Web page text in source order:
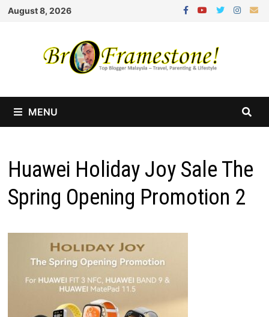
Skip
August 8, 2026
MENU
Huawei Holiday Joy Sale The
Spring Opening Promotion 2